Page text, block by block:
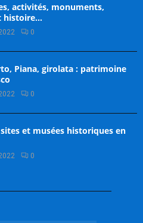
activités, monuments,
histoire…
0
Piana, girolata : patrimoine
0
et musées historiques en
0